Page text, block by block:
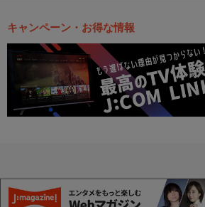
キャンペーン・お得な情報